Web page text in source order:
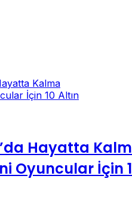
Hayatta
Oyuncular İçin